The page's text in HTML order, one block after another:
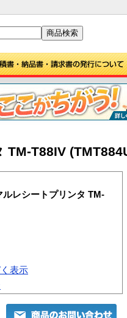
TM-T88IV
ルレシートプリンタ TM-
表示